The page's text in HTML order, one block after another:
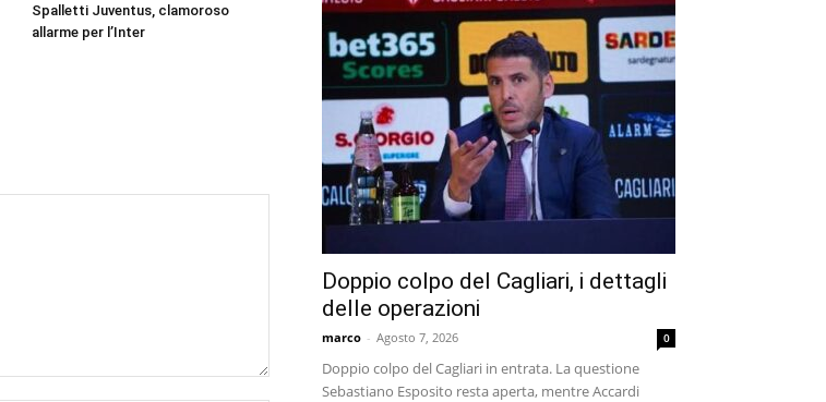
Spalletti Juventus, clamoroso
allarme per l’Inter
Doppio colpo del Cagliari, i dettagli
delle operazioni
marco - Agosto 7, 2026 0
Doppio colpo del Cagliari in entrata. La questione
Sebastiano Esposito resta aperta, mentre Accardi